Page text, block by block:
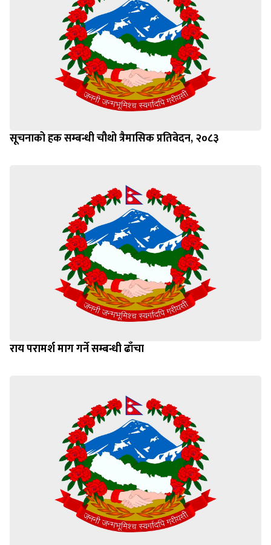
सूचनाको हक सम्बन्धी चौथो त्रैमासिक प्रतिवेदन, २०८३
राय परामर्श माग गर्ने सम्बन्धी ढाँचा